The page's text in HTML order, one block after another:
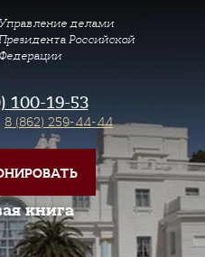
делами
Российской
Федерации
100-19-53
8 (862) 259-44-44
книга